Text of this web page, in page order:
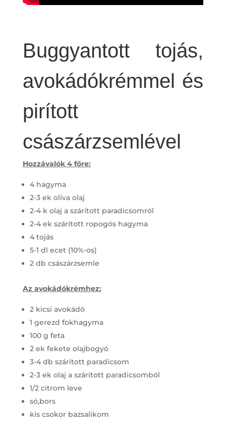
Buggyantott tojás,
avokádókrémmel és
pirított
császárzsemlével
Hozzávalók 4 főre:
4 hagyma
2-3 ek oliva olaj
2-4 k olaj a szárított paradicsomról
2-4 ek szárított ropogós hagyma
4 tojás
5-1 dl ecet (10%-os)
2 db császárzsemle
Az avokádókrémhez:
2 kicsi avokádó
1 gerezd fokhagyma
100 g feta
2 ek fekete olajbogyó
3-4 db szárított paradicsom
2-3 ek olaj a szárított paradicsomból
1/2 citrom leve
só,bors
kis csokor bazsalikom